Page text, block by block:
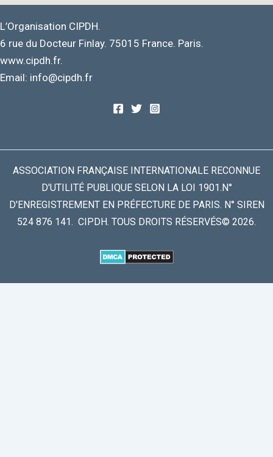
L’Organisation CIPDH.
6 rue du Docteur Finlay. 75015 France. Paris.
www.cipdh.fr.
Email: info@cipdh.fr
ASSOCIATION FRANÇAISE INTERNATIONALE RECONNUE
D'UTILITÉ PUBLIQUE SELON LA LOI 1901.N°
D'ENREGISTREMENT EN PRÉFECTURE DE PARIS. N° SIREN
524 876 141. CIPDH. TOUS DROITS RÉSERVÉS© 2026.